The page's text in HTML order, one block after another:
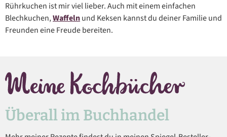
Rührkuchen ist mir viel lieber. Auch mit einem einfachen
Blechkuchen,Waffelnund Keksen kannst du deiner Familie und
Freunden eine Freude bereiten.
Überall im Buchhandel